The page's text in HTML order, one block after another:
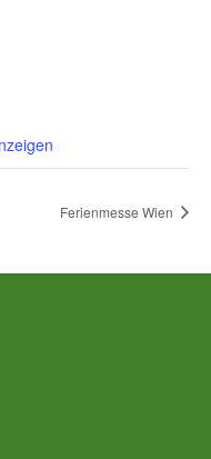
Ferienmesse Wien